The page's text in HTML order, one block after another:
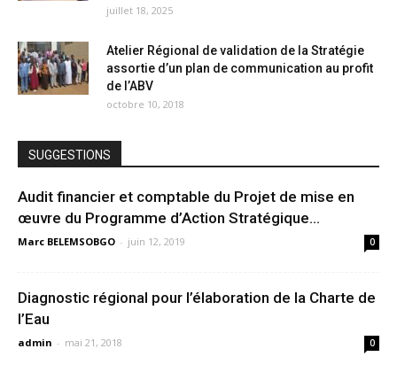
juillet 18, 2025
Atelier Régional de validation de la Stratégie
assortie d’un plan de communication au profit
de l’ABV
octobre 10, 2018
SUGGESTIONS
Audit financier et comptable du Projet de mise en
œuvre du Programme d’Action Stratégique...
Marc BELEMSOBGO - juin 12, 2019 0
Diagnostic régional pour l’élaboration de la Charte de
l’Eau
admin - mai 21, 2018 0